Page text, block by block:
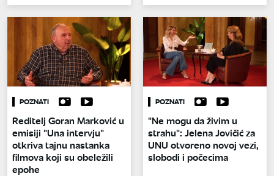
POZNATI
Reditelj Goran Marković u
emisiji "Una intervju"
otkriva tajnu nastanka
filmova koji su obeležili
epohe
POZNATI
"Ne mogu da živim u
strahu": Jelena Jovičić za
UNU otvoreno novoj vezi,
slobodi i počecima